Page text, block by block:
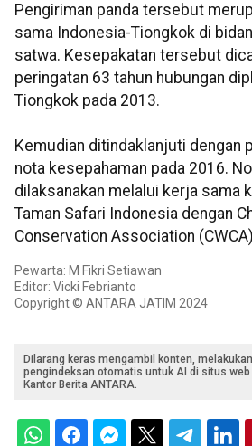
Pengiriman panda tersebut
sama Indonesia-Tiongkok di
satwa. Kesepakatan tersebut
peringatan 63 tahun hubungan
Tiongkok pada 2013.
Kemudian ditindaklanjuti dengan
nota kesepahaman pada 2016.
dilaksanakan melalui kerja sama
Taman Safari Indonesia dengan
Conservation Association
Pewarta: M Fikri Setiawan
Editor: Vicki Febrianto
Copyright © ANTARA JATIM 2024
Dilarang keras mengambil konten,
pengindeksan otomatis untuk AI di situs
Kantor Berita ANTARA.